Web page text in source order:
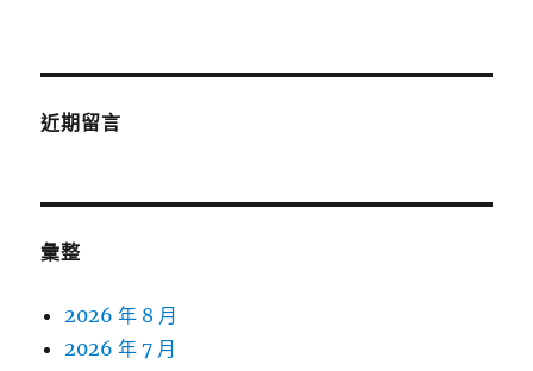
近期留言
彙整
2026 年 8 月
2026 年 7 月